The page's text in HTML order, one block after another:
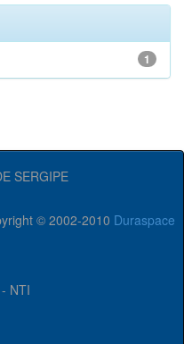
1
SERGIPE
© 2002-2010 Duraspace
NTI